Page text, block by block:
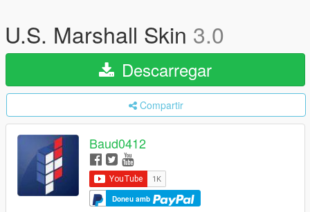
U.S. Marshall Skin 3.0
Descarregar
Compartir
Baud0412
Doneu amb